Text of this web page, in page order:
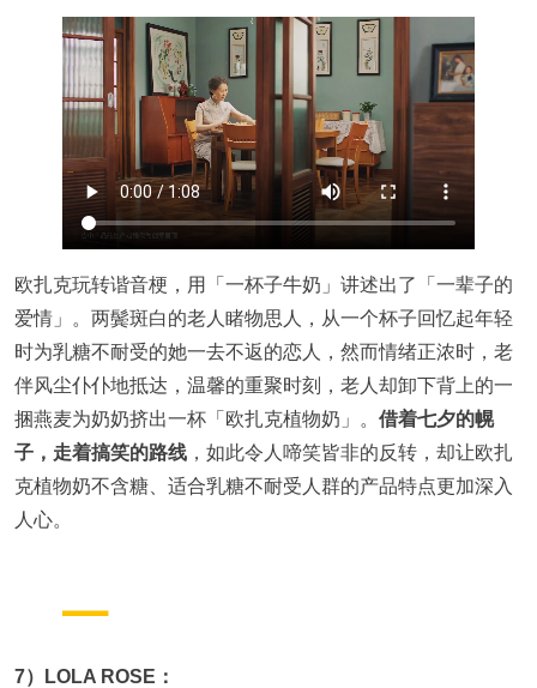
欧扎克玩转谐音梗，用「一杯子牛奶」讲述出了「一辈子的
爱情」。两鬓斑白的老人睹物思人，从一个杯子回忆起年轻
时为乳糖不耐受的她一去不返的恋人，然而情绪正浓时，老
伴风尘仆仆地抵达，温馨的重聚时刻，老人却卸下背上的一
捆燕麦为奶奶挤出一杯「欧扎克植物奶」。 借着七夕的幌
子，走着搞笑的路线 ，如此令人啼笑皆非的反转，却让欧扎
克植物奶不含糖、适合乳糖不耐受人群的产品特点更加深入
人心。
7）LOLA ROSE：